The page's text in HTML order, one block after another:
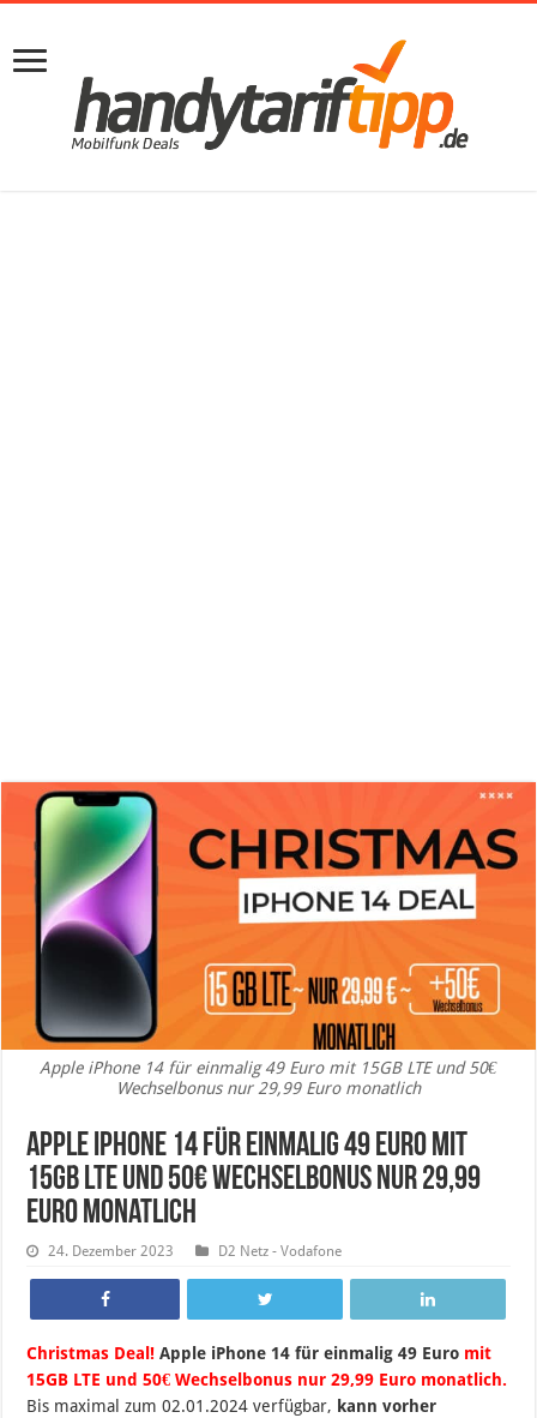
Apple iPhone 14 für einmalig 49 Euro mit 15GB LTE und 50€
Wechselbonus nur 29,99 Euro monatlich
Apple iPhone 14 für einmalig 49 Euro mit
15GB LTE und 50€ Wechselbonus nur 29,99
Euro monatlich
24. Dezember 2023 D2 Netz - Vodafone
Christmas Deal! Apple iPhone 14 für einmalig 49 Euro mit
15GB LTE und 50€ Wechselbonus nur 29,99 Euro monatlich.
Bis maximal zum 02.01.2024 verfügbar, kann vorher